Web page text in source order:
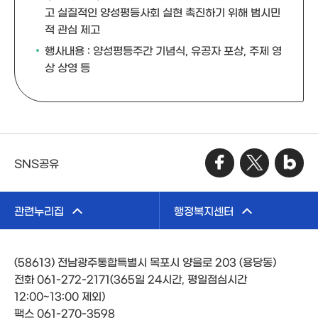
고 실질적인 양성평등사회 실현 촉진하기 위해 범시민
적 관심 제고
행사내용 : 양성평등주간 기념식, 유공자 포상, 주제 영
상 상영 등
SNS공유
관련누리집 행정복지센터
(58613) 전남광주통합특별시 목포시 양을로 203 (용당동)
전화 061-272-2171(365일 24시간, 평일점심시간
12:00~13:00 제외)
팩스 061-270-3598